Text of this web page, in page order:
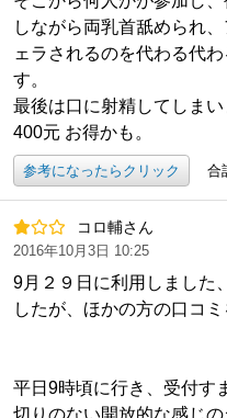
しながら両乳首舐められ
ェラされるのを代わる代
す。
最後は口に射精してしまい
400元 お得かも。
参考になったらクリック 合
コロ輔さん
2016年10月3日 10:25
9月２９日に利用しました
したが、ほかの方の口コミ
平日9時頃に行き、受付す
切りのない開放的な感じ